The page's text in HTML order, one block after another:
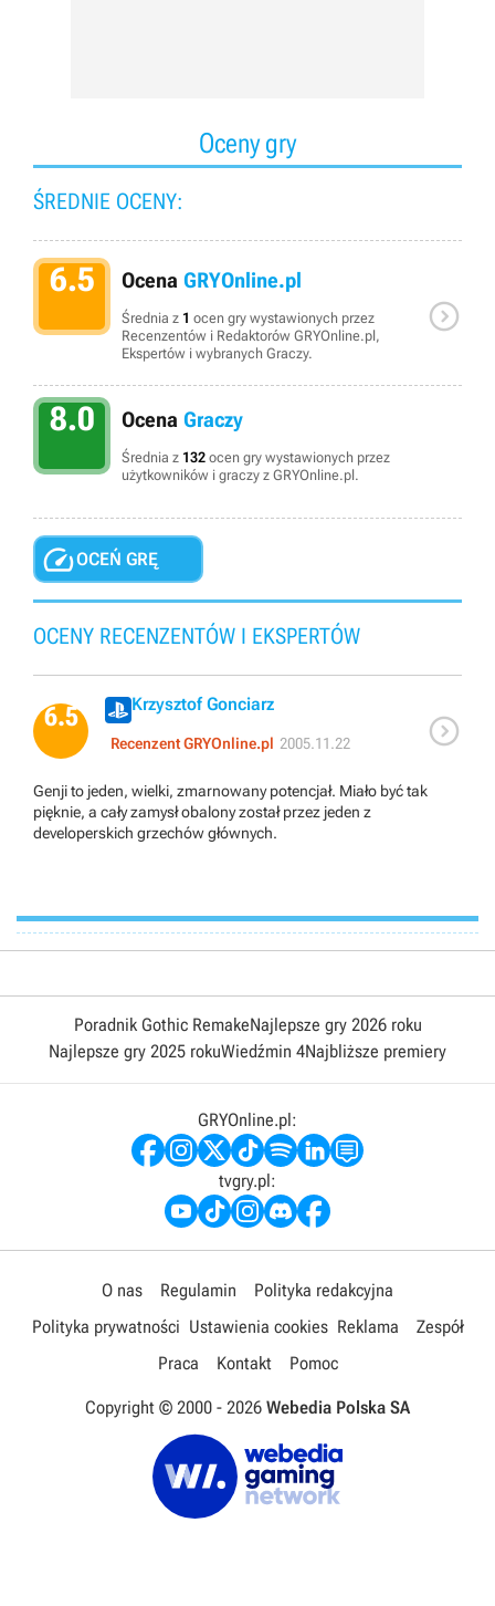
Oceny gry
ŚREDNIE OCENY:
6.5 Ocena GRYOnline.pl
Średnia z 1 ocen gry wystawionych przez
Recenzentów i Redaktorów GRYOnline.pl,
Ekspertów i wybranych Graczy.

8.0 Ocena Graczy
Średnia z 132 ocen gry wystawionych przez
użytkowników i graczy z GRYOnline.pl.
OCEŃ GRĘ
OCENY RECENZENTÓW I EKSPERTÓW
6.5 Krzysztof Gonciarz
Recenzent GRYOnline.pl 2005.11.22 
Genji to jeden, wielki, zmarnowany potencjał. Miało być tak
pięknie, a cały zamysł obalony został przez jeden z
developerskich grzechów głównych.
Poradnik Gothic RemakeNajlepsze gry 2026 roku
Najlepsze gry 2025 rokuWiedźmin 4Najbliższe premiery
GRYOnline.pl:
tvgry.pl:
O nas Regulamin
Polityka redakcyjna
Polityka prywatności Ustawienia cookies Reklama
Zespół
Praca
Kontakt Pomoc
Copyright © 2000 - 2026 Webedia Polska SA